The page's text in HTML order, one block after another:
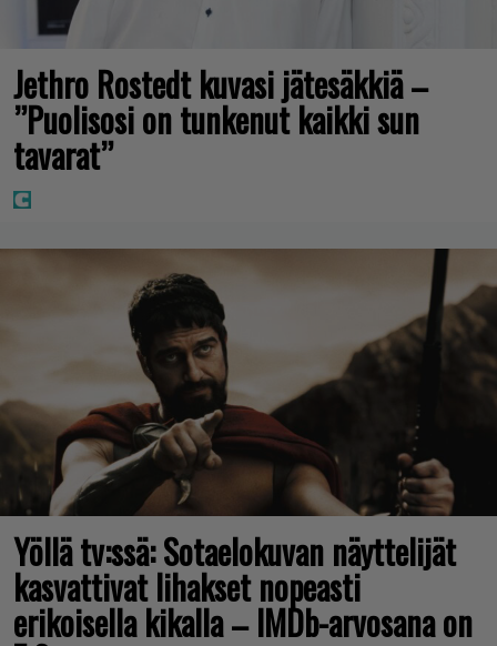
Jethro Rostedt kuvasi jätesäkkiä –
”Puolisosi on tunkenut kaikki sun
tavarat”
Yöllä tv:ssä: Sotaelokuvan näyttelijät
kasvattivat lihakset nopeasti
erikoisella kikalla – IMDb-arvosana on